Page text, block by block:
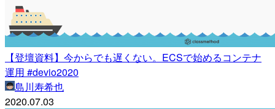
【登壇資料】今からでも遅くない。ECSで始めるコンテナ
運用 #devio2020
島川寿希也
2020.07.03